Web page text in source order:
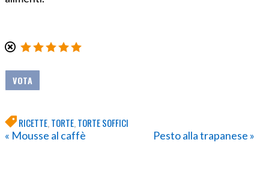
RICETTE TORTE TORTE SOFFICI
« Mousse al caffè
Pesto alla trapanese »